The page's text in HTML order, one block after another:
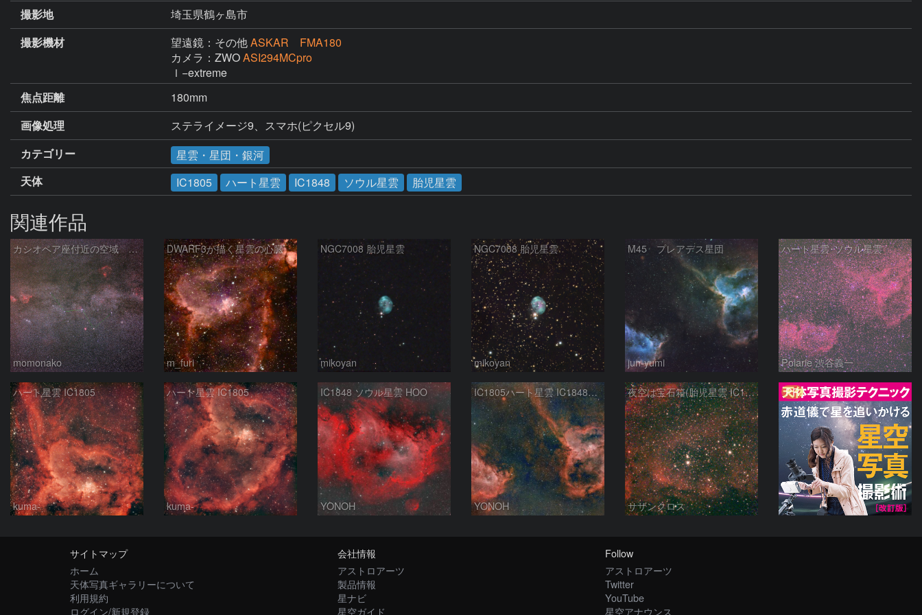
撮影地
埼玉県鶴ヶ島市
撮影機材
望遠鏡：その他ASKAR FMA180
カメラ：ZWOASI294MCpro
ｌ−extreme
焦点距離
180mm
画像処理
ステライメージ9、スマホ(ピクセル9)
カテゴリー
星雲・星団・銀河
天体
IC1805 ハート星雲 IC1848 ソウル星雲 胎児星雲
関連作品
カシオペア座付近の空域 260720
momonako
DWARF3が描く星雲の心臓
m_furi
NGC7008 胎児星雲
mikoyan
NGC7008 胎児星雲
mikoyan
M45 プレアデス星団
jun-yumi
ハート星雲･ソウル星雲
Polarie 渋谷義一
ハート星雲 IC1805
kuma-
ハート星雲 IC1805
kuma-
IC1848 ソウル星雲 HOO
YONOH
IC1805ハート星雲 IC1848ソウル星雲
YONOH
夜空は宝石箱(胎児星雲 IC1848) Seestar50
サザンクロス
PR
サイトマップ
ホーム
天体写真ギャラリーについて
利用規約
ログイン/新規登録
会社情報
アストロアーツ
製品情報
星ナビ
星空ガイド
Follow
アストロアーツ
Twitter
YouTube
星空アナウンス